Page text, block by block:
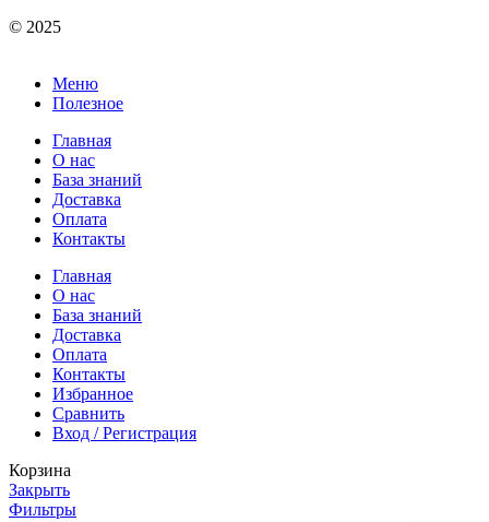
© 2025
Меню
Полезное
Главная
О нас
База знаний
Доставка
Оплата
Контакты
Главная
О нас
База знаний
Доставка
Оплата
Контакты
Избранное
Сравнить
Вход / Регистрация
Корзина
Закрыть
Фильтры